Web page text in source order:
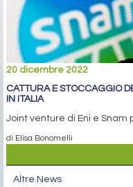
20 dicembre 2022
CATTURA E STOCCAGGIO
IN ITALIA
Joint venture di Eni e Snam
di Elisa Bonomelli
Altre News